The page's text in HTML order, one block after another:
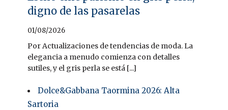
digno de las pasarelas
01/08/2026
Por Actualizaciones de tendencias de moda. La
elegancia a menudo comienza con detalles
sutiles, y el gris perla se está [...]
Dolce&Gabbana Taormina 2026: Alta
Sartoria